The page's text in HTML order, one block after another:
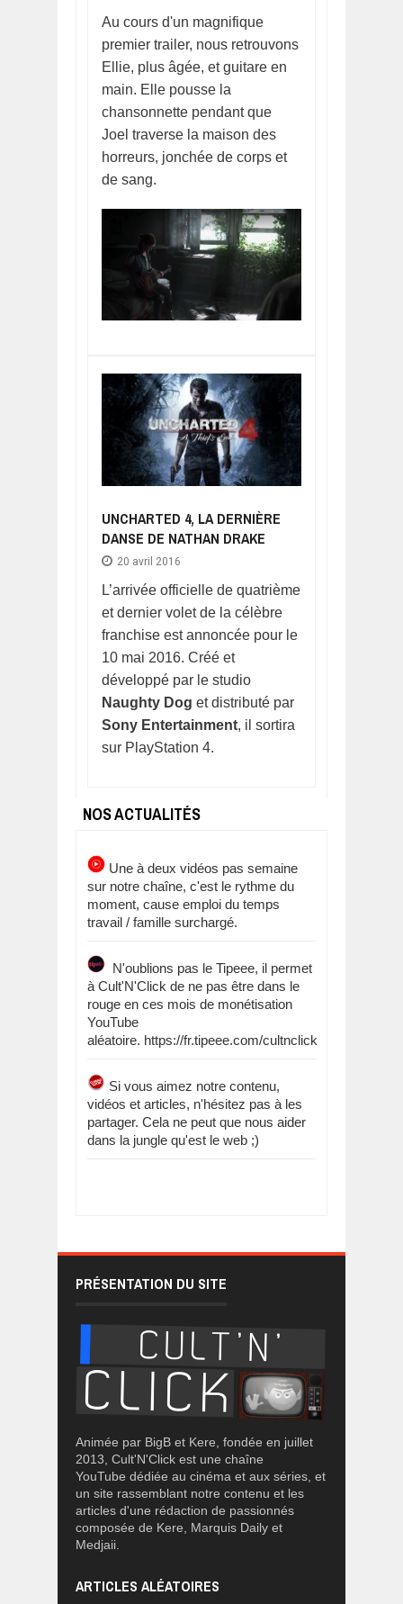
Au cours d'un magnifique
premier trailer, nous retrouvons
Ellie, plus âgée, et guitare en
main. Elle pousse la
chansonnette pendant que
Joel traverse la maison des
horreurs, jonchée de corps et
de sang.
UNCHARTED 4, LA DERNIÈRE
DANSE DE NATHAN DRAKE
20 avril 2016
L’arrivée officielle de quatrième
et dernier volet de la célèbre
franchise est annoncée pour le
10 mai 2016. Créé et
développé par le studio
Naughty Dog et distributé par
Sony Entertainment, il sortira
sur PlayStation 4.
NOS ACTUALITÉS
Une à deux vidéos pas semaine
sur notre chaîne, c'est le rythme du
moment, cause emploi du temps
travail / famille surchargé.
N'oublions pas le Tipeee, il permet
à Cult'N'Click de ne pas être dans le
rouge en ces mois de monétisation
YouTube
aléatoire. https://fr.tipeee.com/cultnclick
Si vous aimez notre contenu,
vidéos et articles, n'hésitez pas à les
partager. Cela ne peut que nous aider
dans la jungle qu'est le web ;)
PRÉSENTATION DU SITE
Animée par BigB et Kere, fondée en juillet
2013, Cult'N'Click est une chaîne
YouTube dédiée au cinéma et aux séries, et
un site rassemblant notre contenu et les
articles d'une rédaction de passionnés
composée de Kere, Marquis Daily et
Medjaii.
ARTICLES ALÉATOIRES